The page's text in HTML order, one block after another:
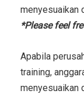
menyesuaikan
*Please feel
Apabila
training,
menyesuaikan